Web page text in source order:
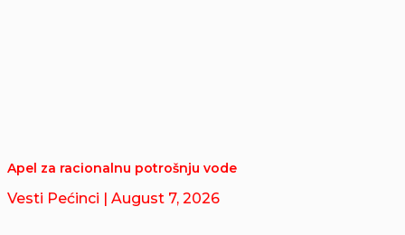
Apel za racionalnu potrošnju vode
Vesti Pećinci | August 7, 2026